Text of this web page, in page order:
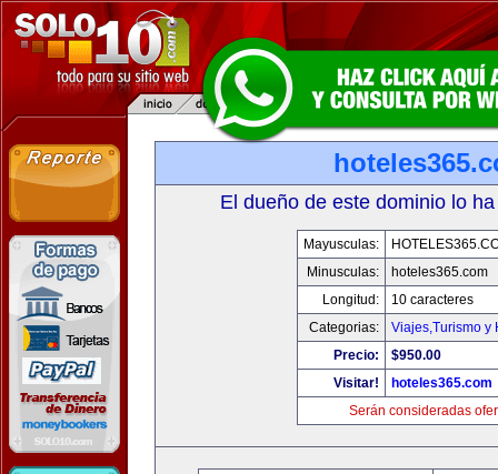
El dueño de este dominio lo
Mayusculas:
Minusculas:
hoteles365.com
Longitud:
10 caracteres
Categorias:
Viajes,Turismo y
Precio:
$950.00
Visitar!
hoteles365.com
Serán consideradas